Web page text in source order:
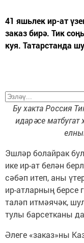
41 яшьлек ир-ат
заказ бирә. Тик
куя. Татарстанда
Бу хакта Россия
идарәсе матбугат
Эшләр болайрак
ике ир-ат белән
сәбәп итеп, аны
ир-атларның берсе
таләп итмәячәк,
тулы барсетканы
Әлеге «заказ»ны